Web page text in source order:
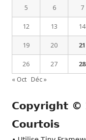
5 6 7
12 13 14
19 20 21
26 27 28
« Oct Déc »
Copyright ©
Courtois